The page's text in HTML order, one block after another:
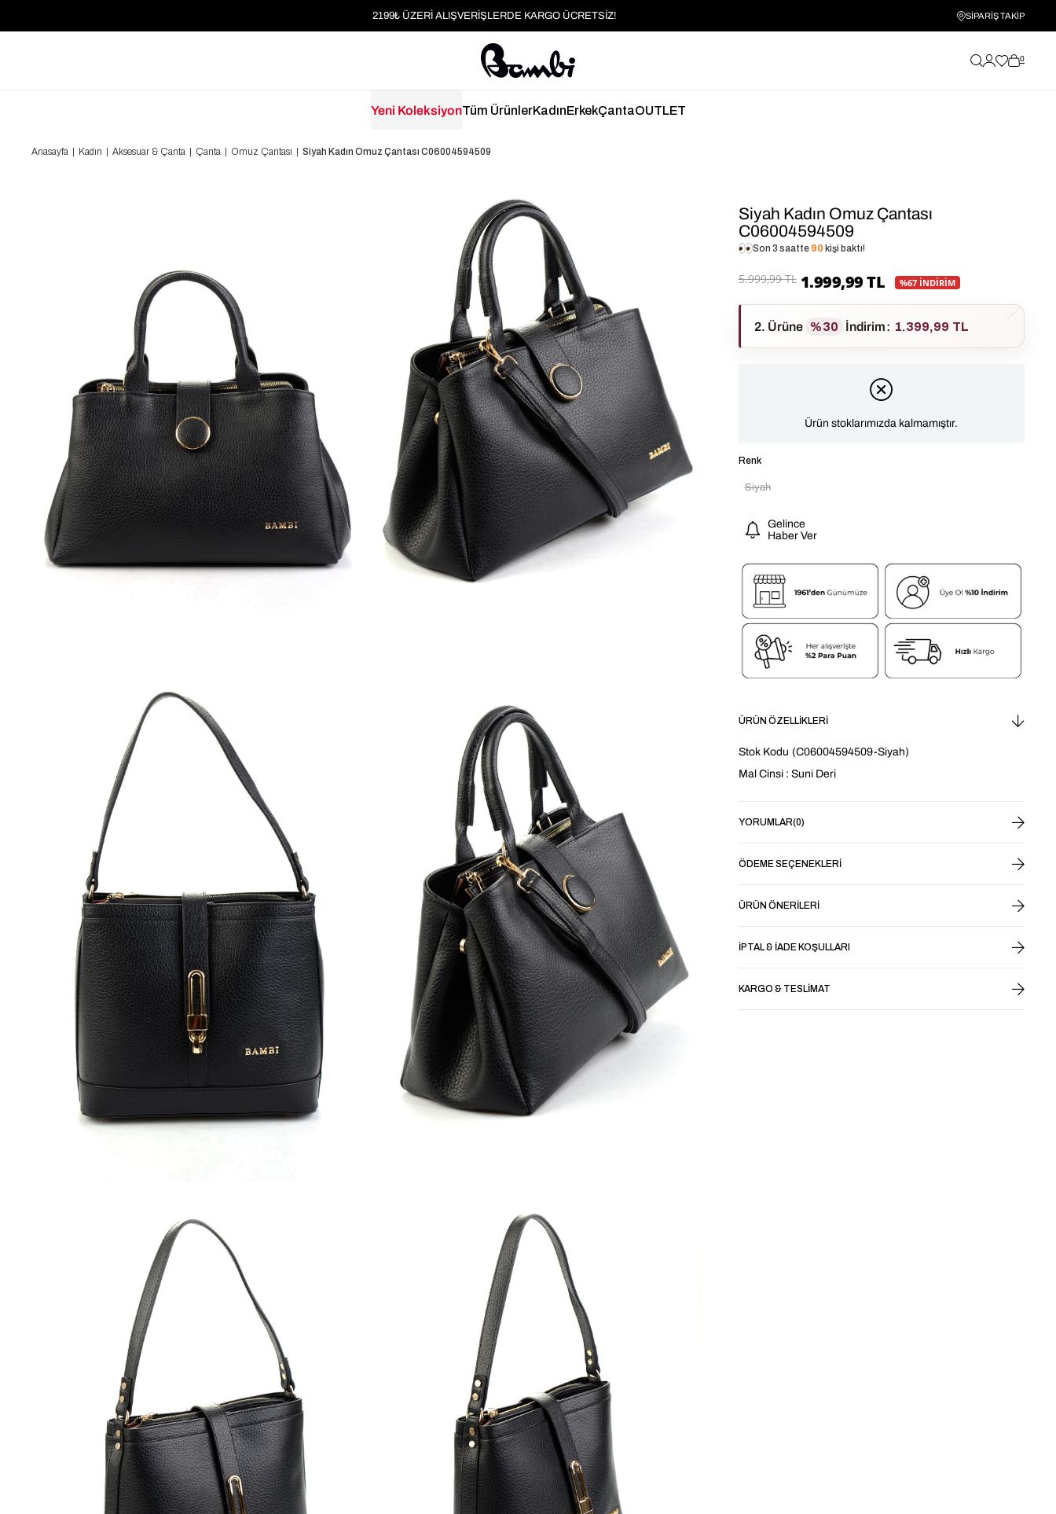
MOBİL UYGULAMAYA ÖZEL İLK ALIŞVERİŞİNİZE %5 İNDİRİM
HER SİPARİŞTE %2 PARAPUAN
2199₺ ÜZERİ ALIŞVERİŞLERDE KARGO ÜCRETSİZ!
SİPARİŞ TAKİP
0
Yeni KoleksiyonTüm ÜrünlerKadınErkekÇantaOUTLET
Anasayfa Kadın Aksesuar & Çanta Çanta Omuz Çantası Siyah Kadın Omuz Çantası C06004594509
Siyah Kadın Omuz Çantası
C06004594509
Son 3 saatte 90 kişi baktı!
5.999,99 TL 1.999,99 TL %67 İNDİRİM
2. Ürüne %30 İndirim: 1.399,99 TL
Ürün stoklarımızda kalmamıştır.
Renk
Siyah
Gelince
Haber Ver
ÜRÜN ÖZELLIKLERI
Stok Kodu (C06004594509-Siyah)
Mal Cinsi : Suni Deri
YORUMLAR(0)
ÖDEME SEÇENEKLERI
ÜRÜN ÖNERILERI
İPTAL & İADE KOŞULLARI
KARGO & TESLIMAT